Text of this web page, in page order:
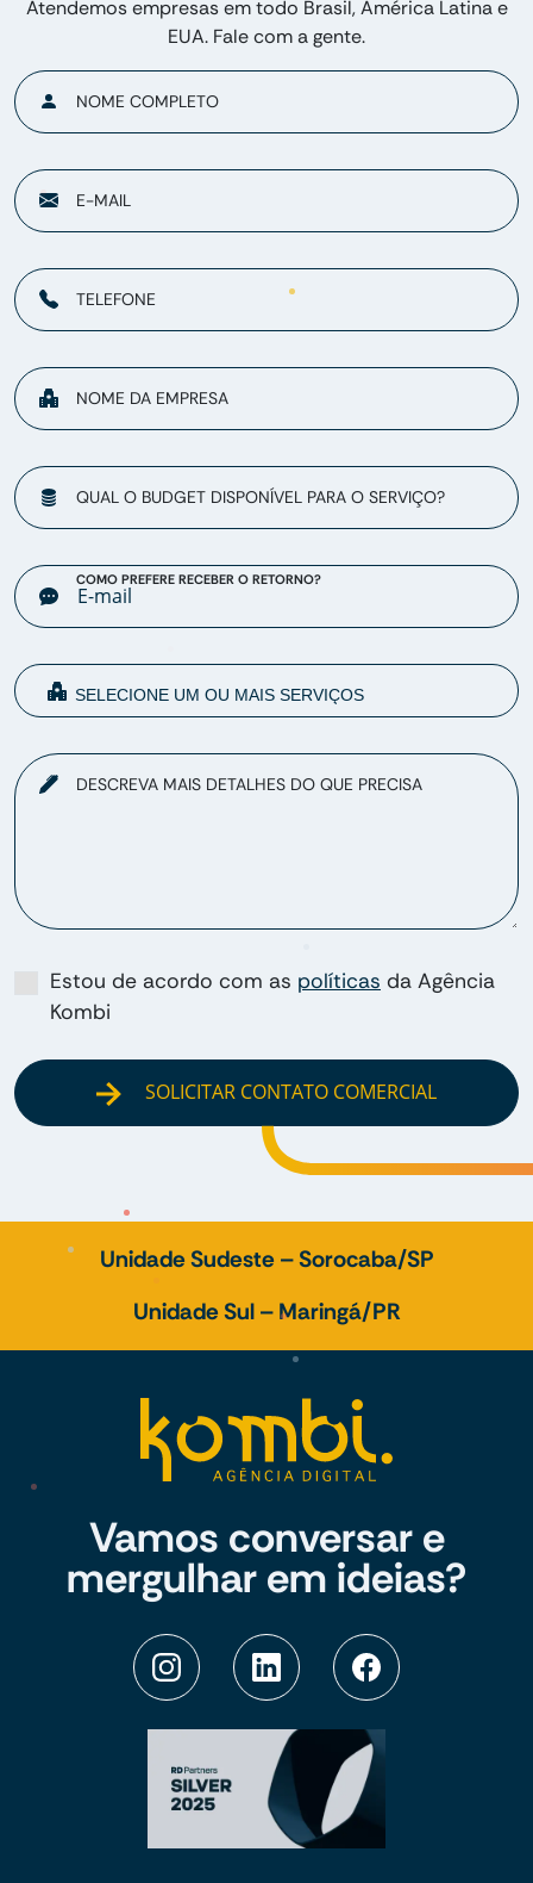
Atendemos empresas em todo Brasil, América Latina e
EUA. Fale com a gente.
NOME COMPLETO
E-MAIL
TELEFONE
NOME DA EMPRESA
QUAL O BUDGET DISPONÍVEL PARA O SERVIÇO?
COMO PREFERE RECEBER O RETORNO?
DESCREVA MAIS DETALHES DO QUE PRECISA
Estou de acordo com as políticas da Agência
Kombi
SOLICITAR CONTATO COMERCIAL
Unidade Sudeste – Sorocaba/SP
Unidade Sul – Maringá/PR
Vamos conversar e
mergulhar em ideias?